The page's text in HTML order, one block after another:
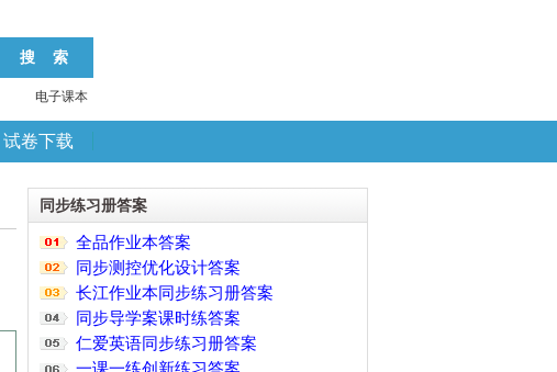
电子课本
试卷下载
同步练习册答案
全品作业本答案
同步测控优化设计答案
长江作业本同步练习册答案
同步导学案课时练答案
仁爱英语同步练习册答案
一课一练创新练习答案